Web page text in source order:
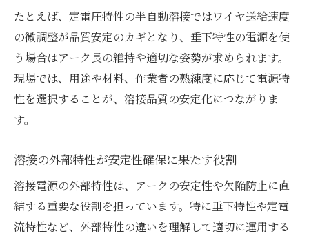
たとえば、定電圧特性の半自動溶接ではワイヤ送給速度
の微調整が品質安定のカギとなり、垂下特性の電源を使
う場合はアーク長の維持や適切な姿勢が求められます。
現場では、用途や材料、作業者の熟練度に応じて電源特
性を選択することが、溶接品質の安定化につながりま
す。
溶接の外部特性が安定性確保に果たす役割
溶接電源の外部特性は、アークの安定性や欠陥防止に直
結する重要な役割を担っています。特に垂下特性や定電
流特性など、外部特性の違いを理解して適切に運用する